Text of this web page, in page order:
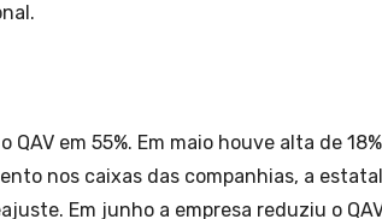
em 55%. Em maio houve alta de
nos caixas das companhias, a
Em junho a empresa reduziu o